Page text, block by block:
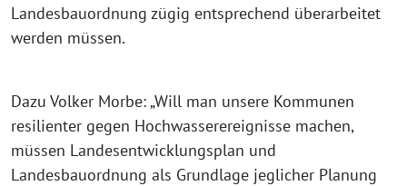
Landesbauordnung zügig entsprechend überarbeitet
werden müssen.
Dazu Volker Morbe: „Will man unsere Kommunen
resilienter gegen Hochwasserereignisse machen,
müssen Landesentwicklungsplan und
Landesbauordnung als Grundlage jeglicher Planung